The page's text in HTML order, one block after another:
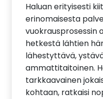
Haluan erityisesti
erinomaisesta
vuokrausprosessin
hetkestä lähtien
lähestyttävä,
ammattitaitoinen.
tarkkaavainen
kohtaan, ratkaisi